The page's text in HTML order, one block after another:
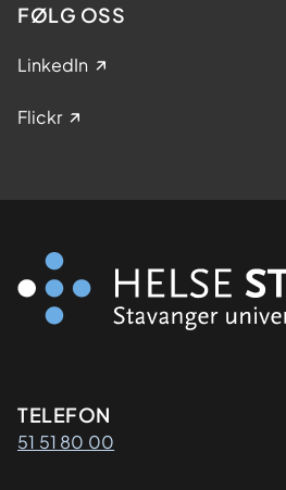
FØLG OSS
LinkedIn
Flickr
Kontaktinformasjon
TELEFON
51 51 80 00